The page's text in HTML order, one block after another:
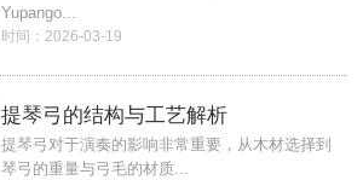
Yupango...
时间：2026-03-19
提琴弓的结构与工艺解析
提琴弓对于演奏的影响非常重要，从木材选择到
琴弓的重量与弓毛的材质...